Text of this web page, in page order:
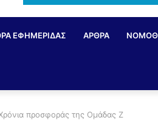
ΕΦΗΜΕΡΙΔΑΣ ΑΡΘΡΑ
προσφοράς της Ομάδας Ζ